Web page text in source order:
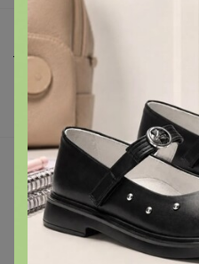
Шоурумы
Торговые марки
Наша команда
Подарочные сертификаты
Реклама на сайте
Поставщикам